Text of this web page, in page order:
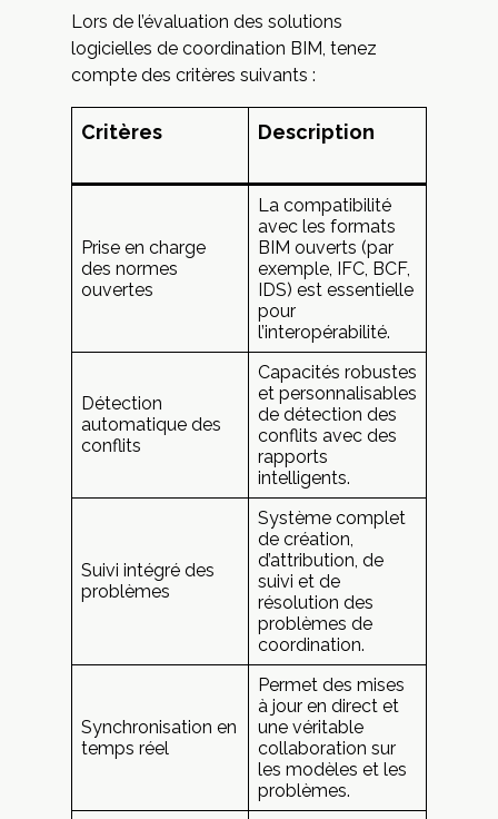
Lors de l’évaluation des solutions
logicielles de coordination BIM, tenez
compte des critères suivants :
Critères Description
Prise en charge
des normes
ouvertes
La compatibilité
avec les formats
BIM ouverts (par
exemple, IFC, BCF,
IDS) est essentielle
pour
l’interopérabilité.
Détection
automatique des
conflits
Capacités robustes
et personnalisables
de détection des
conflits avec des
rapports
intelligents.
Suivi intégré des
problèmes
Système complet
de création,
d’attribution, de
suivi et de
résolution des
problèmes de
coordination.
Synchronisation en
temps réel
Permet des mises
à jour en direct et
une véritable
collaboration sur
les modèles et les
problèmes.